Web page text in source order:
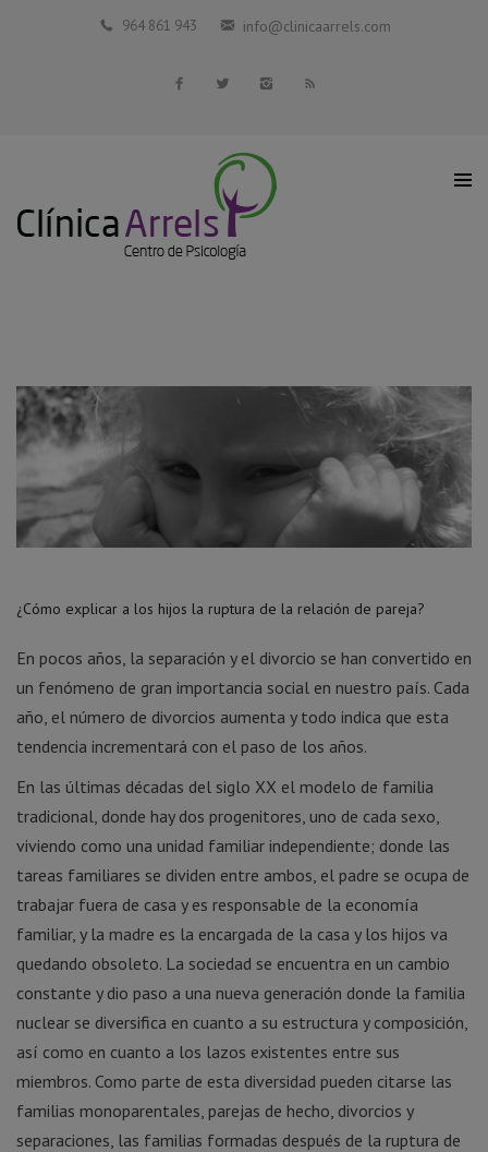
Blog
964 861 943 info@clinicaarrels.com
¿Cómo explicar a los hijos la ruptura de la relación de pareja?
En pocos años, la separación y el divorcio se han convertido en
un fenómeno de gran importancia social en nuestro país. Cada
año, el número de divorcios aumenta y todo indica que esta
tendencia incrementará con el paso de los años.
En las últimas décadas del siglo XX el modelo de familia
tradicional, donde hay dos progenitores, uno de cada sexo,
viviendo como una unidad familiar independiente; donde las
tareas familiares se dividen entre ambos, el padre se ocupa de
trabajar fuera de casa y es responsable de la economía
familiar, y la madre es la encargada de la casa y los hijos va
quedando obsoleto. La sociedad se encuentra en un cambio
constante y dio paso a una nueva generación donde la familia
nuclear se diversifica en cuanto a su estructura y composición,
así como en cuanto a los lazos existentes entre sus
miembros. Como parte de esta diversidad pueden citarse las
familias monoparentales, parejas de hecho, divorcios y
separaciones, las familias formadas después de la ruptura de